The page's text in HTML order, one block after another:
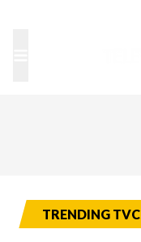
TRENDING TVC